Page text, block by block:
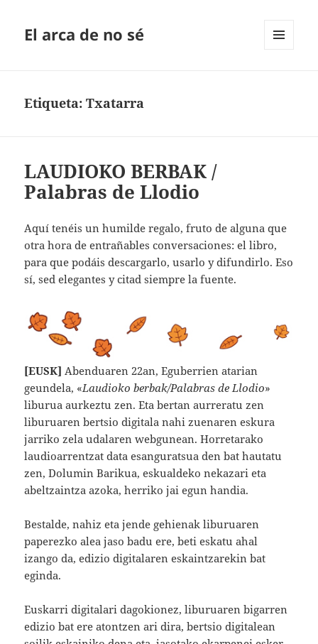
El arca de no sé
Etiqueta:Txatarra
LAUDIOKO BERBAK /
Palabras de Llodio
Aquí tenéis un humilde regalo, fruto de alguna que
otra hora de entrañables conversaciones: el libro,
para que podáis descargarlo, usarlo y difundirlo. Eso
sí, sed elegantes y citad siempre la fuente.
[EUSK] Abenduaren 22an, Eguberrien atarian
geundela, «Laudioko berbak/Palabras de Llodio»
liburua aurkeztu zen. Eta bertan aurreratu zen
liburuaren bertsio digitala nahi zuenaren eskura
jarriko zela udalaren webgunean. Horretarako
laudioarrentzat data esanguratsua den bat hautatu
zen, Dolumin Barikua, eskualdeko nekazari eta
abeltzaintza azoka, herriko jai egun handia.
Bestalde, nahiz eta jende gehienak liburuaren
paperezko alea jaso badu ere, beti eskatu ahal
izango da, edizio digitalaren eskaintzarekin bat
eginda.
Euskarri digitalari dagokionez, liburuaren bigarren
edizio bat ere atontzen ari dira, bertsio digitalean